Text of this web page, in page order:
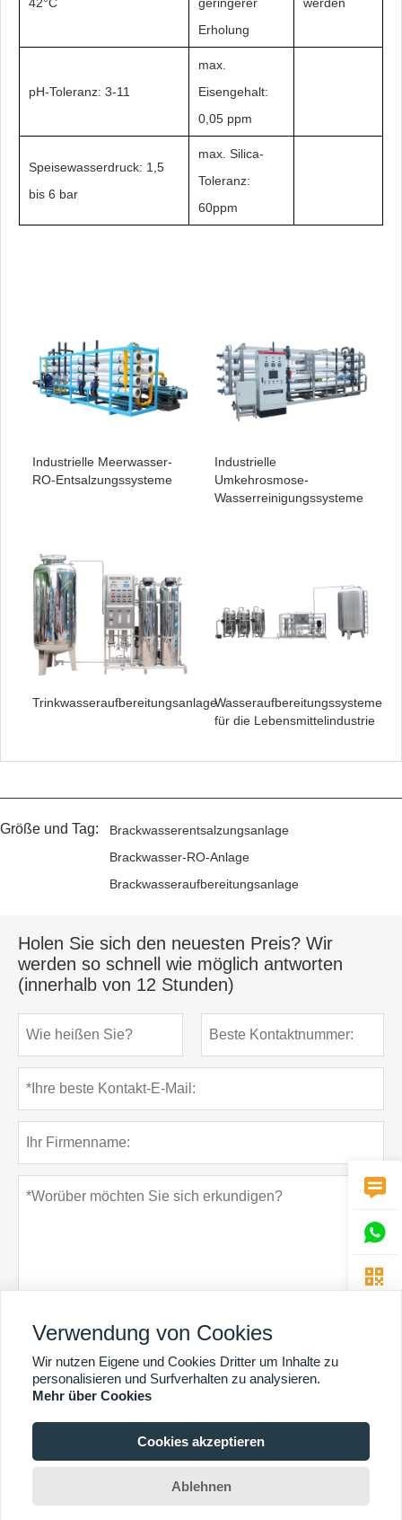
Erholung
pH-Toleranz: 3-11
max.
Eisengehalt:
0,05 ppm
Speisewasserdruck: 1,5
bis 6 bar
max. Silica-
Toleranz:
60ppm
Industrielle Meerwasser-
RO-Entsalzungssysteme
Industrielle
Umkehrosmose-
Wasserreinigungssysteme
TrinkwasseraufbereitungsanlageWasseraufbereitungssysteme
für die Lebensmittelindustrie
Größe und Tag:
Brackwasserentsalzungsanlage
Brackwasser-RO-Anlage
Brackwasseraufbereitungsanlage
Holen Sie sich den neuesten Preis? Wir
werden so schnell wie möglich antworten
(innerhalb von 12 Stunden)
einreichen Datenschutz-Bestimmungen
MEHR DIENSTLEISTUNGEN
Copyright By © Guangzhou Chunke Environmental Technology Co. Ltd. E-Mail:



Verwendung von Cookies
Wir nutzen Eigene und Cookies Dritter um Inhalte zu
personalisieren und Surfverhalten zu analysieren.
Mehr über Cookies
Cookies akzeptieren
Ablehnen